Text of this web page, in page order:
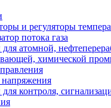
и регуляторы
потока газа
атомной,
химической
напряжения
контроля,